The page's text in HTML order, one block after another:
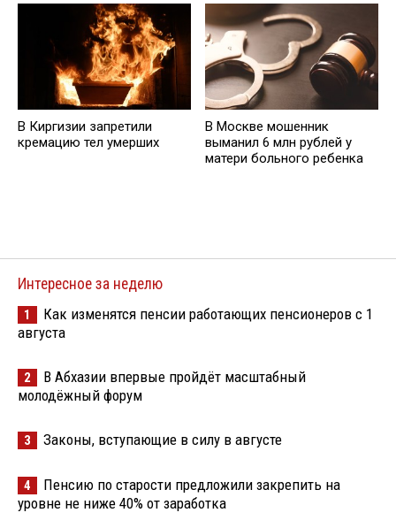
В Киргизии запретили
кремацию тел умерших
В Москве мошенник
выманил 6 млн рублей у
матери больного ребенка
Интересное за неделю
1
Как изменятся пенсии работающих пенсионеров с 1
августа
2
В Абхазии впервые пройдёт масштабный
молодёжный форум
3 Законы, вступающие в силу в августе
4
Пенсию по старости предложили закрепить на
уровне не ниже 40% от заработка